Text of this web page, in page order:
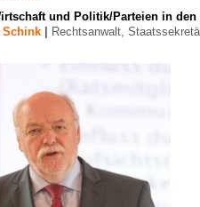
und Politik/Parteien in den
Schink
Rechtsanwalt,